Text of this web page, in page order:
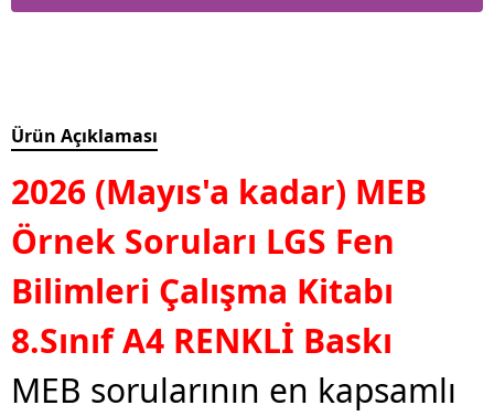
Ürün Açıklaması
2026 (Mayıs'a kadar) MEB
Örnek Soruları LGS Fen
Bilimleri Çalışma Kitabı
8.Sınıf A4 RENKLİ Baskı
MEB sorularının en kapsamlı